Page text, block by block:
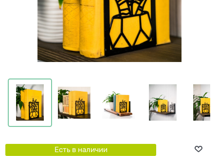
Есть в наличии